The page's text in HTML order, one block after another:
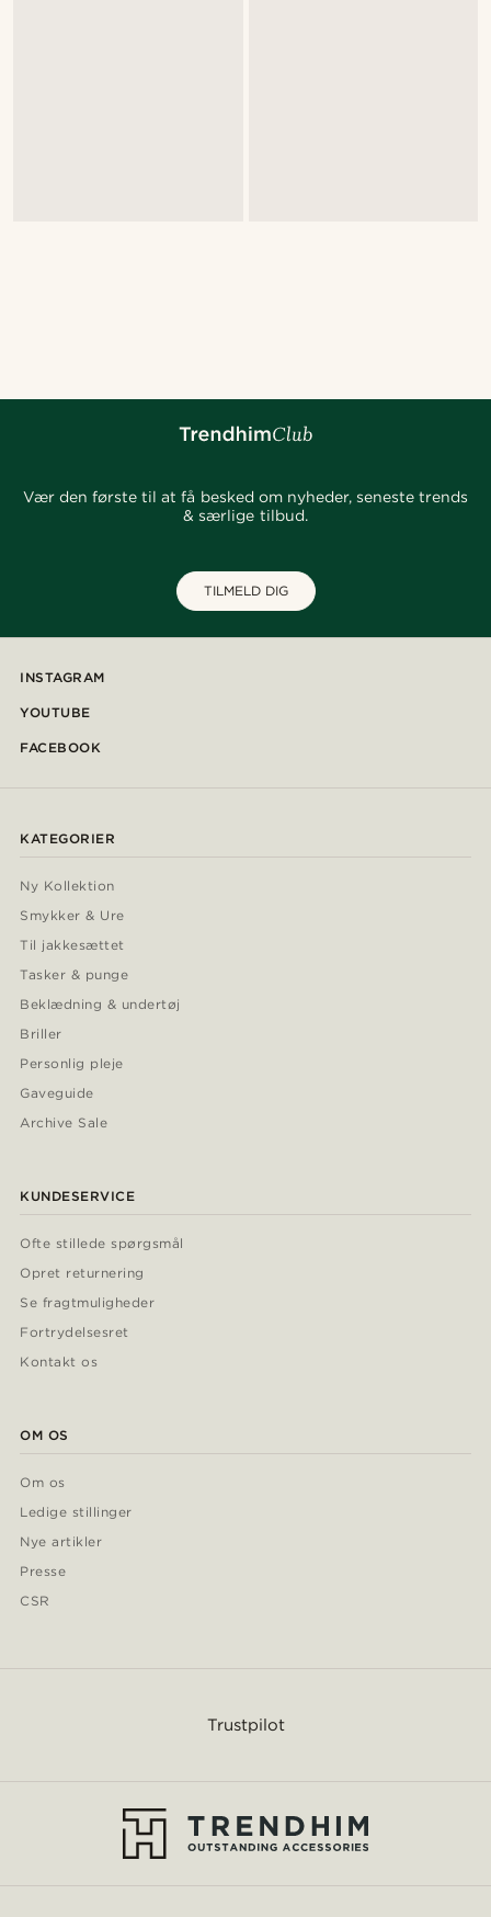
Vær den første til at få besked om nyheder, seneste trends
& særlige tilbud.
TILMELD DIG
INSTAGRAM
YOUTUBE
FACEBOOK
KATEGORIER
Ny Kollektion
Smykker & Ure
Til jakkesættet
Tasker & punge
Beklædning & undertøj
Briller
Personlig pleje
Gaveguide
Archive Sale
KUNDESERVICE
Ofte stillede spørgsmål
Opret returnering
Se fragtmuligheder
Fortrydelsesret
Kontakt os
OM OS
Om os
Ledige stillinger
Nye artikler
Presse
CSR
Trustpilot